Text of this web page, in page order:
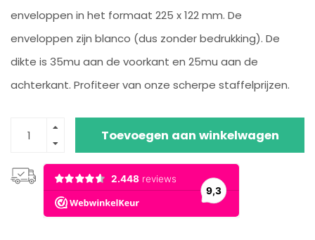
enveloppen in het formaat 225 x 122 mm. De
enveloppen zijn blanco (dus zonder bedrukking). De
dikte is 35mu aan de voorkant en 25mu aan de
achterkant. Profiteer van onze scherpe staffelprijzen.
Toevoegen aan winkelwagen